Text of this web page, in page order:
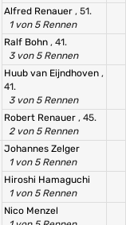
Alfred Renauer , 51.
1 von 5 Rennen
Ralf Bohn , 41.
3 von 5 Rennen
Huub van Eijndhoven ,
41.
3 von 5 Rennen
Robert Renauer , 45.
2 von 5 Rennen
Johannes Zelger
1 von 5 Rennen
Hiroshi Hamaguchi
1 von 5 Rennen
Nico Menzel